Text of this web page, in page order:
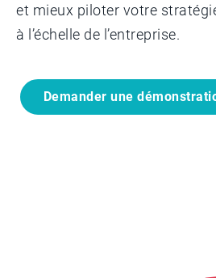
et mieux piloter votre
à l’échelle de l’entreprise.
Demander une